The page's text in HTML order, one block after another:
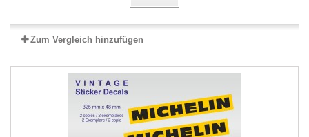
Zum Vergleich hinzufügen